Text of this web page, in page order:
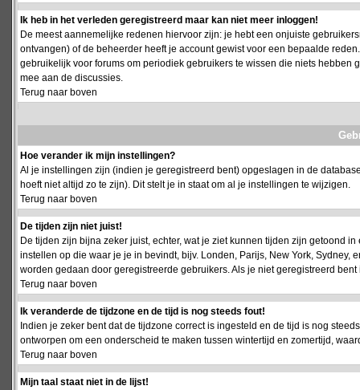
Ik heb in het verleden geregistreerd maar kan niet meer inloggen!
De meest aannemelijke redenen hiervoor zijn: je hebt een onjuiste
ontvangen) of de beheerder heeft je account gewist voor een bepaalde
gebruikelijk voor forums om periodiek gebruikers te wissen die niets
mee aan de discussies.
Terug naar boven
Hoe verander ik mijn instellingen?
Al je instellingen zijn (indien je geregistreerd bent) opgeslagen in de
hoeft niet altijd zo te zijn). Dit stelt je in staat om al je instellingen te wijzigen.
Terug naar boven
De tijden zijn niet juist!
De tijden zijn bijna zeker juist, echter, wat je ziet kunnen tijden zijn getoond
instellen op die waar je je in bevindt, bijv. Londen, Parijs, New York,
worden gedaan door geregistreerde gebruikers. Als je niet geregistreerd
Terug naar boven
Ik veranderde de tijdzone en de tijd is nog steeds fout!
Indien je zeker bent dat de tijdzone correct is ingesteld en de tijd is nog
ontworpen om een onderscheid te maken tussen wintertijd en zomertijd,
Terug naar boven
Mijn taal staat niet in de lijst!